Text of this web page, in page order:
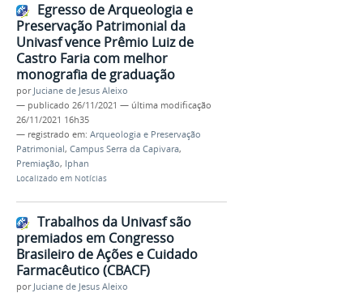
Egresso de Arqueologia e
Preservação Patrimonial da
Univasf vence Prêmio Luiz de
Castro Faria com melhor
monografia de graduação
por Juciane de Jesus Aleixo
— publicado 26/11/2021 — última modificação
26/11/2021 16h35
— registrado em: Arqueologia e Preservação
Patrimonial, Campus Serra da Capivara,
Premiação, Iphan
Localizado em Notícias
Trabalhos da Univasf são
premiados em Congresso
Brasileiro de Ações e Cuidado
Farmacêutico (CBACF)
por Juciane de Jesus Aleixo